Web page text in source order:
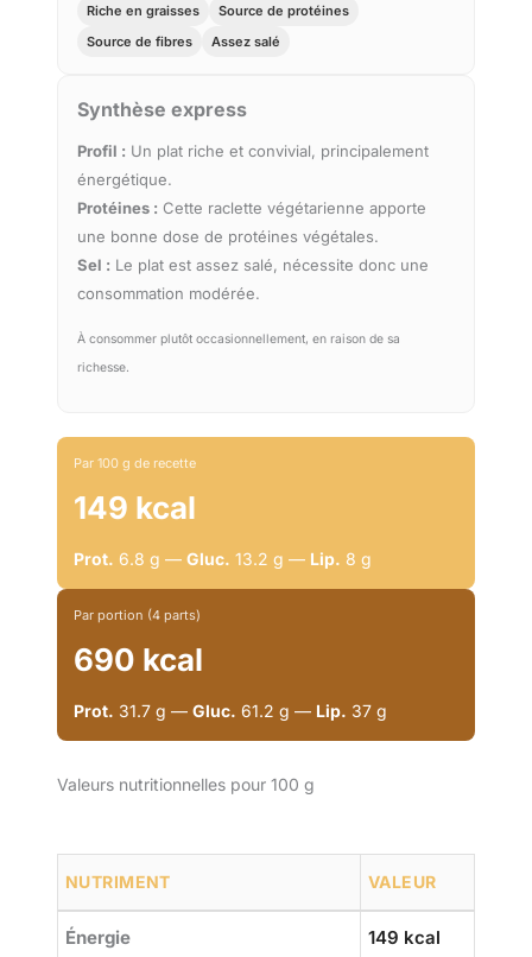
Riche en graisses
Source de protéines
Source de fibres
Assez salé
Synthèse express
Profil : Un plat riche et convivial, principalement
énergétique.
Protéines : Cette raclette végétarienne apporte
une bonne dose de protéines végétales.
Sel : Le plat est assez salé, nécessite donc une
consommation modérée.
À consommer plutôt occasionnellement, en raison de sa
richesse.
Par 100 g de recette
149 kcal
Prot. 6.8 g — Gluc. 13.2 g — Lip. 8 g
Par portion (4 parts)
690 kcal
Prot. 31.7 g — Gluc. 61.2 g — Lip. 37 g
Valeurs nutritionnelles pour 100 g
NUTRIMENT VALEUR
Énergie 149 kcal